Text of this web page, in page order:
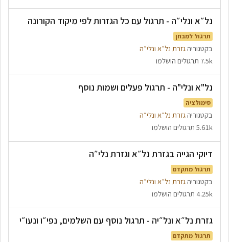
נל״א ונלי״ה - תרגול עם כל הגזרות לפי מיקוד הקורונה
תרגול למבחן
בקטגוריהגזרת נל״א ונלי״ה
7.5k תרגולים הושלמו
נל"א ונלי"ה - תרגול פעלים ושמות נוסף
סימולציה
בקטגוריהגזרת נל״א ונלי״ה
5.61k תרגולים הושלמו
דיוקי הגייה בגזרת נל״א וגזרת נלי״ה
תרגול מתקדם
בקטגוריהגזרת נל״א ונלי״ה
4.25k תרגולים הושלמו
גזרת נל״א ונל״יה - תרגול נוסף עם השלמים, נפי״ו ונעו״י
תרגול מתקדם